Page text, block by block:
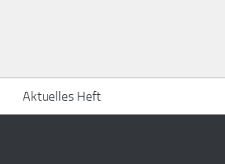
Aktuelles Heft